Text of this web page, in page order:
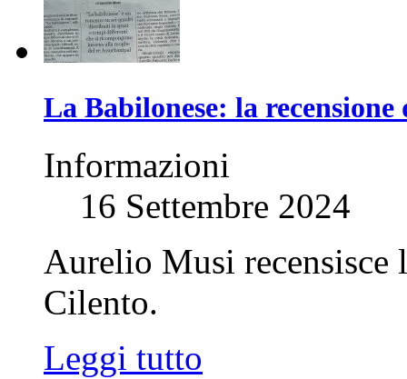
La Babilonese: la
Informazioni
16 Settembre 2024
Aurelio Musi
Cilento.
Leggi tutto